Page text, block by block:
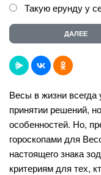
Такую ерунду у
Весы в жизни
принятии решений,
особенностей. Но,
гороскопами для
настоящего знака
критериям для тех,